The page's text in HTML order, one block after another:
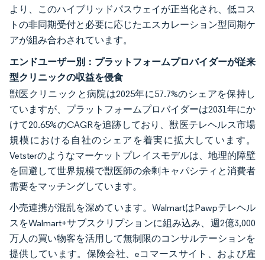
より、このハイブリッドパスウェイが正当化され、低コス
トの非同期受付と必要に応じたエスカレーション型同期ケ
アが組み合わされています。
エンドユーザー別：プラットフォームプロバイダーが従来
型クリニックの収益を侵食
獣医クリニックと病院は2025年に57.7%のシェアを保持し
ていますが、プラットフォームプロバイダーは2031年にか
けて20.65%のCAGRを追跡しており、獣医テレヘルス市場
規模における自社のシェアを着実に拡大しています。
Vetsterのようなマーケットプレイスモデルは、地理的障壁
を回避して世界規模で獣医師の余剰キャパシティと消費者
需要をマッチングしています。
小売連携が混乱を深めています。WalmartはPawpテレヘル
スをWalmart+サブスクリプションに組み込み、週2億3,000
万人の買い物客を活用して無制限のコンサルテーションを
提供しています。保険会社、eコマースサイト、および雇